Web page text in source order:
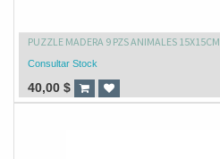
PUZZLE MADERA 9 PZS ANIMALES 15X15CM
Consultar Stock
40,00 $